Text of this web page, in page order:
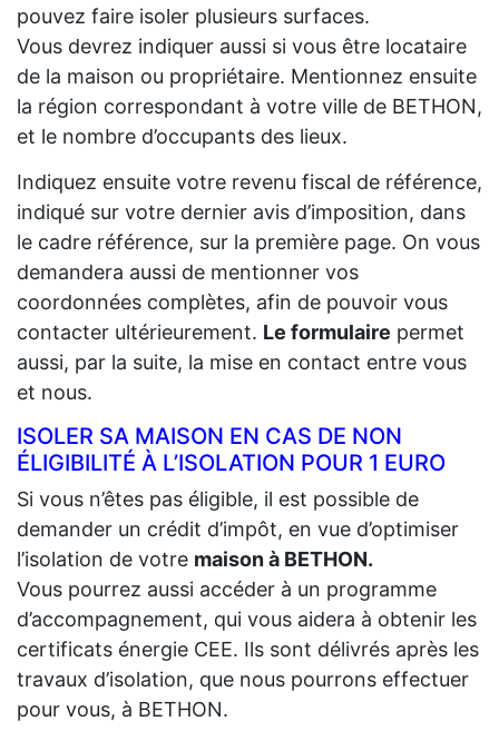
pouvez faire isoler plusieurs surfaces.
Vous devrez indiquer aussi si vous être locataire
de la maison ou propriétaire. Mentionnez ensuite
la région correspondant à votre ville de BETHON,
et le nombre d’occupants des lieux.
Indiquez ensuite votre revenu fiscal de référence,
indiqué sur votre dernier avis d’imposition, dans
le cadre référence, sur la première page. On vous
demandera aussi de mentionner vos
coordonnées complètes, afin de pouvoir vous
contacter ultérieurement. Le formulaire permet
aussi, par la suite, la mise en contact entre vous
et nous.
ISOLER SA MAISON EN CAS DE NON
ÉLIGIBILITÉ À L’ISOLATION POUR 1 EURO
Si vous n’êtes pas éligible, il est possible de
demander un crédit d’impôt, en vue d’optimiser
l’isolation de votre maison à BETHON.
Vous pourrez aussi accéder à un programme
d’accompagnement, qui vous aidera à obtenir les
certificats énergie CEE. Ils sont délivrés après les
travaux d’isolation, que nous pourrons effectuer
pour vous, à BETHON.